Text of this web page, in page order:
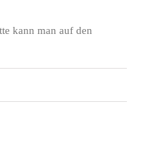
kann man auf den